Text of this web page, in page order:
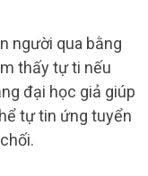
người qua bằng
thấy tự ti nếu
đại học giả giúp
tự tin ứng tuyển